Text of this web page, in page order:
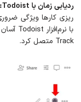
ردیابی زمان با Todoist:
ریزی کارها ویژگی
Track متصل کرد.